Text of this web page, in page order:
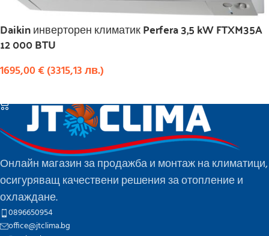
Daikin инверторен климатик Perfera 3,5 kW FTXM35A
12 000 BTU
1695,00€(3315,13лв.)
Онлайн магазин за продажба и монтаж на климатици,
осигуряващ качествени решения за отопление и
охлаждане.
0896650954
office@jtclima.bg